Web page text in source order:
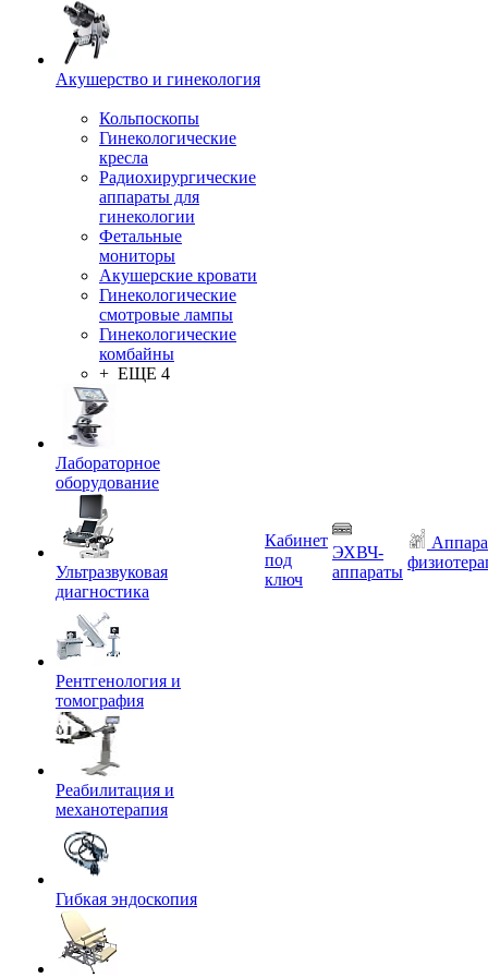
Акушерство и гинекология
Кольпоскопы
Гинекологические
кресла
Радиохирургические
аппараты для
гинекологии
Фетальные
мониторы
Акушерские кровати
Гинекологические
смотровые лампы
Гинекологические
комбайны
+ ЕЩЕ 4
Лабораторное
оборудование
Ультразвуковая
диагностика
Рентгенология и
томография
Реабилитация и
механотерапия
Гибкая эндоскопия
Кабинет
под
ключ
ЭХВЧ-
аппараты